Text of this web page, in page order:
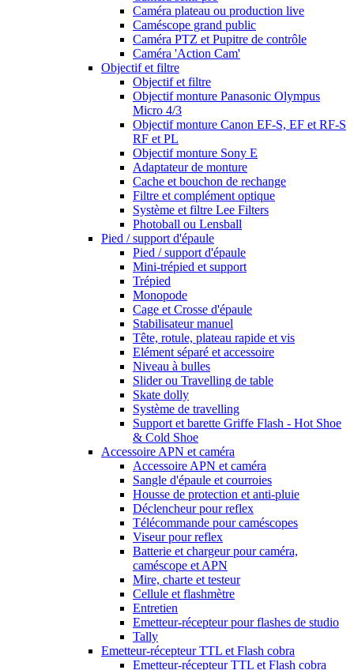
Caméra plateau ou production live
Caméscope grand public
Caméra PTZ et Pupitre de contrôle
Caméra 'Action Cam'
Objectif et filtre
Objectif et filtre
Objectif monture Panasonic Olympus
Micro 4/3
Objectif monture Canon EF-S, EF et RF-S
RF et PL
Objectif monture Sony E
Adaptateur de monture
Cache et bouchon de rechange
Filtre et complément optique
Système et filtre Lee Filters
Photoball ou Lensball
Pied / support d'épaule
Pied / support d'épaule
Mini-trépied et support
Trépied
Monopode
Cage et Crosse d'épaule
Stabilisateur manuel
Tête, rotule, plateau rapide et vis
Elément séparé et accessoire
Niveau à bulles
Slider ou Travelling de table
Skate dolly
Système de travelling
Support et barette Griffe Flash - Hot Shoe
& Cold Shoe
Accessoire APN et caméra
Accessoire APN et caméra
Sangle d'épaule et courroies
Housse de protection et anti-pluie
Déclencheur pour reflex
Télécommande pour caméscopes
Viseur pour reflex
Batterie et chargeur pour caméra,
caméscope et APN
Mire, charte et testeur
Cellule et flashmètre
Entretien
Emetteur-récepteur pour flashes de studio
Tally
Emetteur-récepteur TTL et Flash cobra
Emetteur-récepteur TTL et Flash cobra